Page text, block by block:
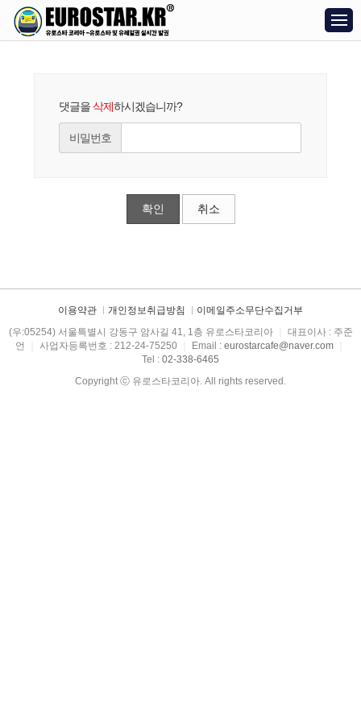
댓글을삭제하시겠습니까?
비밀번호
확인 취소
이용약관 개인정보취급방침
이메일주소무단수집거부
(우:05254) 서울특별시 강동구 암사길 41, 1층 유로스타코리아｜ 대표이사 : 주준
언
사업자등록번호 : 212-24-75250 Email : eurostarcafe@naver.com
Tel : 02-338-6465
Copyright ⓒ 유로스타코리아. All rights reserved.